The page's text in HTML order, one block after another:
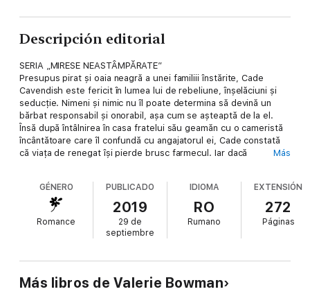
Descripción editorial
SERIA „MIRESE NEASTÂMPĂRATE”
Presupus pirat și oaia neagră a unei familiii înstărite, Cade
Cavendish este fericit în lumea lui de rebeliune, înșelăciuni și
seducție. Nimeni și nimic nu îl poate determina să devină un
bărbat responsabil și onorabil, așa cum se așteaptă de la el.
Însă după întâlnirea în casa fratelui său geamăn cu o cameristă
încântătoare care îl confundă cu angajatorul ei, Cade constată
că viața de renegat își pierde brusc farmecul. Iar dacă
Mademoiselle Danielle LaCrosse constată cu stupoare că
gentlemanul chipeș, întruchipare a păcatului însuși, nu este
vicontele care o angajase, ci infamul său frate. Danielle, cândva
moștenitoarea unei familii înstărite, rămasă orfană și fără nici un
ban, are la rândul ei o mulțime de secrete. Poate că atrăgătorul
unui dușman comun din trecutul lor, va reuși Cade să obțină ce
își dorește cel mai mult – să câștige încrederea și inima lui
Más
GÉNERO
Romance
PUBLICADO
2019
29 de
septiembre
IDIOMA
RO
Rumano
EXTENSIÓN
272
Páginas
Más libros de Valerie Bowman